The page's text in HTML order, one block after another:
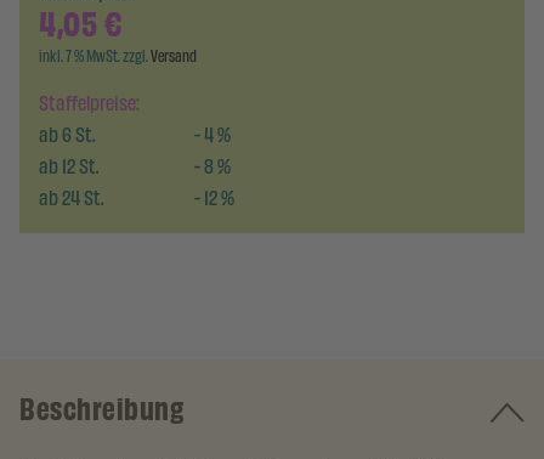
Staffelpreise:
ab6St. -4%
ab12St. -8%
ab24St. -12%
4,05€
inkl. 7 % MwSt. zzgl.Versand
Beschreibung